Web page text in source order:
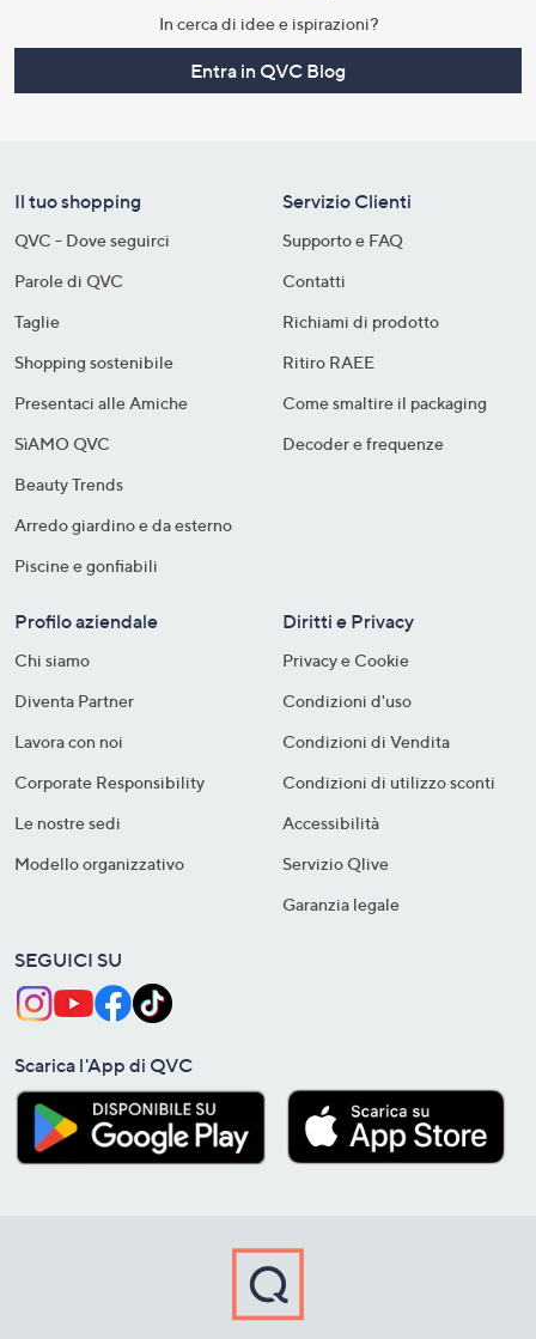
In cerca di idee e ispirazioni?
Entra in QVC Blog
Il tuo shopping
QVC - Dove seguirci
Parole di QVC
Taglie
Shopping sostenibile​
Presentaci alle Amiche
SìAMO QVC
Beauty Trends
Arredo giardino e da esterno
Piscine e gonfiabili
Servizio Clienti
Supporto e FAQ
Contatti
Richiami di prodotto
Ritiro RAEE
Come smaltire il packaging​
Decoder e frequenze​
Profilo aziendale
Chi siamo
Diventa Partner
Lavora con noi
Corporate Responsibility
Le nostre sedi
Modello organizzativo
Diritti e Privacy
Privacy e Cookie
Condizioni d'uso
Condizioni di Vendita
Condizioni di utilizzo sconti
Accessibilità
Servizio Qlive
Garanzia legale
SEGUICI SU
Scarica l'App di QVC